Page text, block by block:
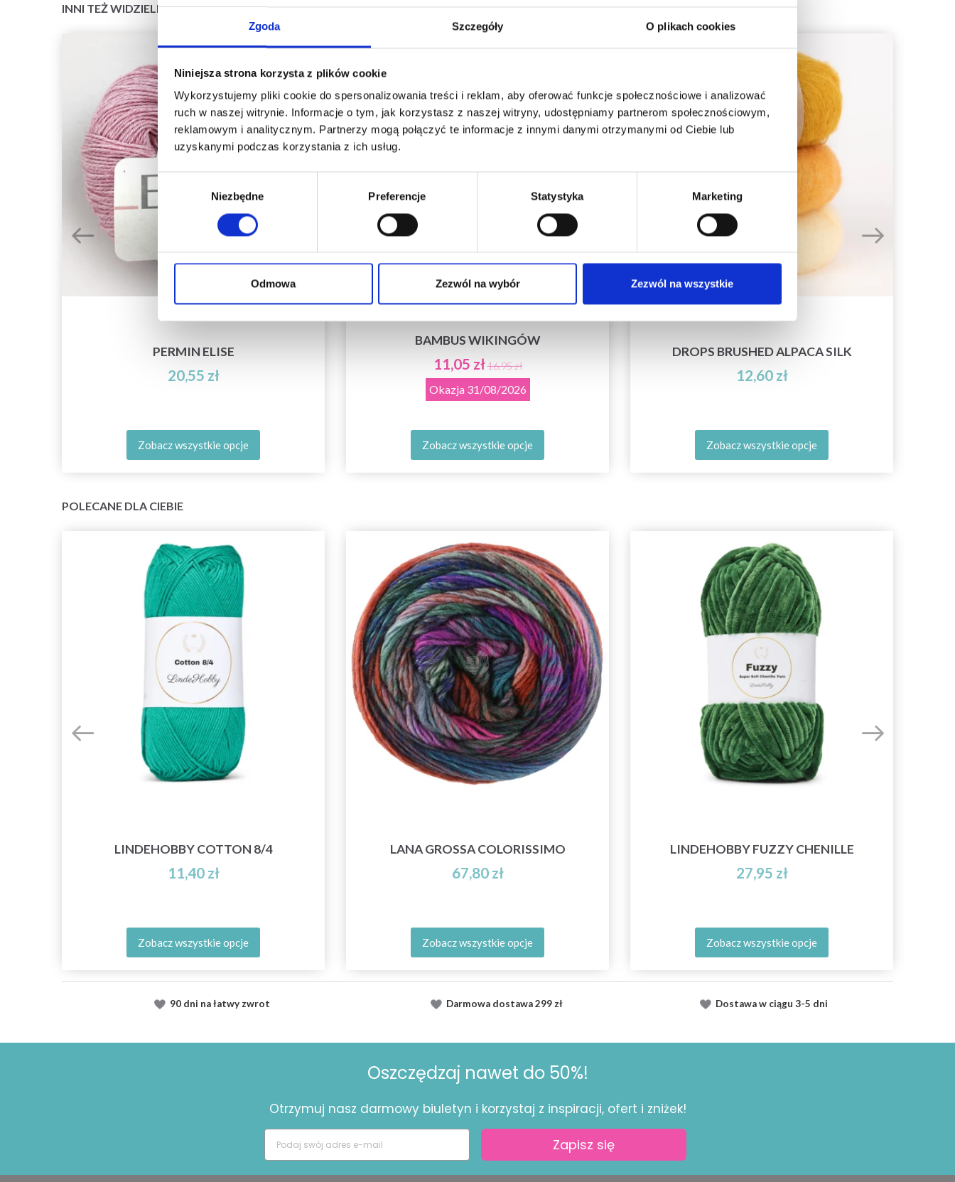
Zgoda Szczegóły O plikach cookies
Niniejsza strona korzysta z plików cookie
Wykorzystujemy pliki cookie do spersonalizowania treści i reklam, aby oferować funkcje społecznościowe i analizować
ruch w naszej witrynie. Informacje o tym, jak korzystasz z naszej witryny, udostępniamy partnerom społecznościowym,
reklamowym i analitycznym. Partnerzy mogą połączyć te informacje z innymi danymi otrzymanymi od Ciebie lub
uzyskanymi podczas korzystania z ich usług.
Wybór
Niezbędne Preferencje Statystyka Marketing
Odmowa Zezwól na wybór Zezwól na wszystkie
INNI TEŻ WIDZIELI
PERMIN ELISE
20,55 zł
Zobacz wszystkie opcje
35%Promocja
BAMBUS WIKINGÓW
11,05 zł16,95 zł
Okazja 31/08/2026
Zobacz wszystkie opcje
DROPS BRUSHED ALPACA SILK
12,60 zł
Zobacz wszystkie opcje
POLECANE DLA CIEBIE
LINDEHOBBY COTTON 8/4
11,40 zł
Zobacz wszystkie opcje
LANA GROSSA COLORISSIMO
67,80 zł
Zobacz wszystkie opcje
LINDEHOBBY FUZZY CHENILLE
27,95 zł
Zobacz wszystkie opcje
90 dni na łatwy zwrot Darmowa dostawa299 zł Dostawaw ciągu 3-5 dni
Oszczędzaj nawet do 50%!
Otrzymuj nasz darmowy biuletyn i korzystaj z inspiracji, ofert i zniżek!
Zapisz się
Oszczędź nawet do 50%
Stań się częścią naszej społeczności
miłośników włóczek i uzyskaj wyłączny
dostęp do inspirujących wzorów na druty i
Tak, zapisz mnie!
Nie, dziękuję